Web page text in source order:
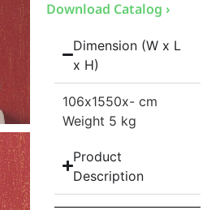
Download Catalog ›
Dimension (W x L
x H)
106x1550x- cm
Weight 5 kg
Product
Description